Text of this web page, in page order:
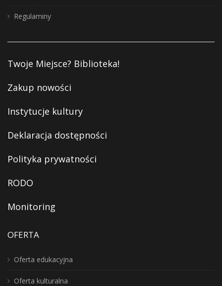
Regulaminy
Twoje Miejsce? Biblioteka!
Zakup nowości
Instytucje kultury
Deklaracja dostępności
Polityka prywatności
RODO
Monitoring
OFERTA
Oferta edukacyjna
Oferta kulturalna